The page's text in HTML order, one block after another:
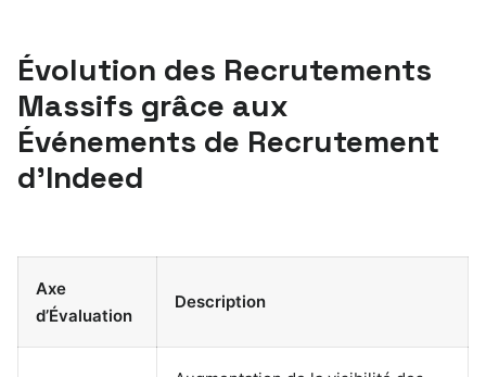
Évolution des Recrutements
Massifs grâce aux
Événements de Recrutement
d’Indeed
Axe
d’Évaluation
Description